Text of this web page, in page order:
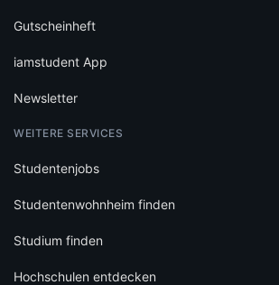
Gutscheinheft
iamstudent App
Newsletter
WEITERE SERVICES
Studentenjobs
Studentenwohnheim finden
Studium finden
Hochschulen entdecken